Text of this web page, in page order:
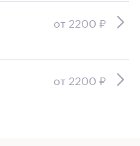
от 2200 ₽
от 2200 ₽